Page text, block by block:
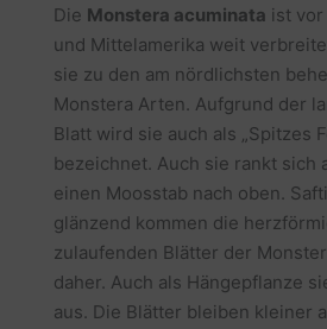
Die Monstera acuminata ist
und Mittelamerika weit
sie zu den am nördlichsten
Monstera Arten. Aufgrund der
Blatt wird sie auch als „Spitzes
bezeichnet. Auch sie rankt sich
einen Moosstab nach oben.
glänzend kommen die
zulaufenden Blätter der
daher. Auch als Hängepflanze
aus. Die Blätter bleiben kleiner